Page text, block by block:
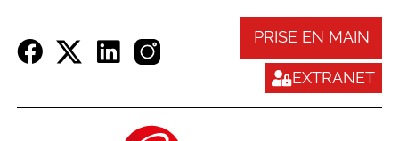
PRISE EN MAIN
EXTRANET